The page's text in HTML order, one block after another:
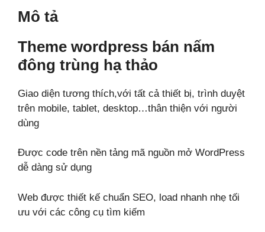
Mô tả
Theme wordpress bán nấm
đông trùng hạ thảo
Giao diện tương thích,với tất cả thiết bị, trình duyệt
trên mobile, tablet, desktop…thân thiện với người
dùng
Được code trên nền tảng mã nguồn mở WordPress
dễ dàng sử dụng
Web được thiết kế chuẩn SEO, load nhanh nhẹ tối
ưu với các công cụ tìm kiếm